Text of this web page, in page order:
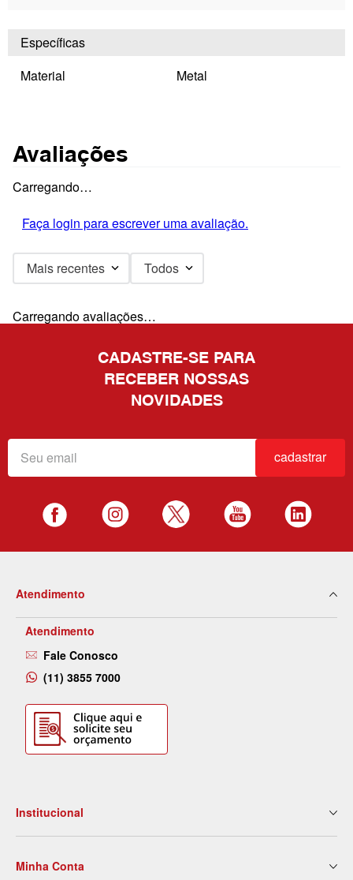
Específicas
Material
Metal
Avaliações
Carregando…
Faça login para escrever uma avaliação.
Mais recentes Todos
Carregando avaliações…
CADASTRE-SE PARA
RECEBER NOSSAS
NOVIDADES
cadastrar
Atendimento
Atendimento
Fale Conosco
(11) 3855 7000
Institucional
Nossas Lojas
Minha Conta